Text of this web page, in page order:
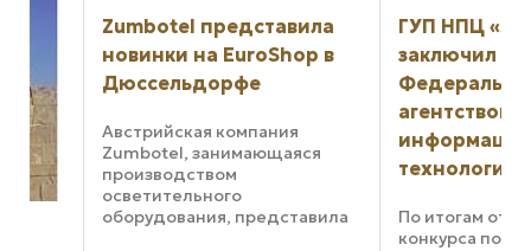
Zumbotel представила
новинки на EuroShop в
Дюссельдорфе
Австрийская компания
Zumbotel, занимающаяся
производством
осветительного
оборудования, представила
ГУП НПЦ «ЭЛВИС»
заключил
Федеральным
агентством по
технологиям
По итогам
конкурса по отбору